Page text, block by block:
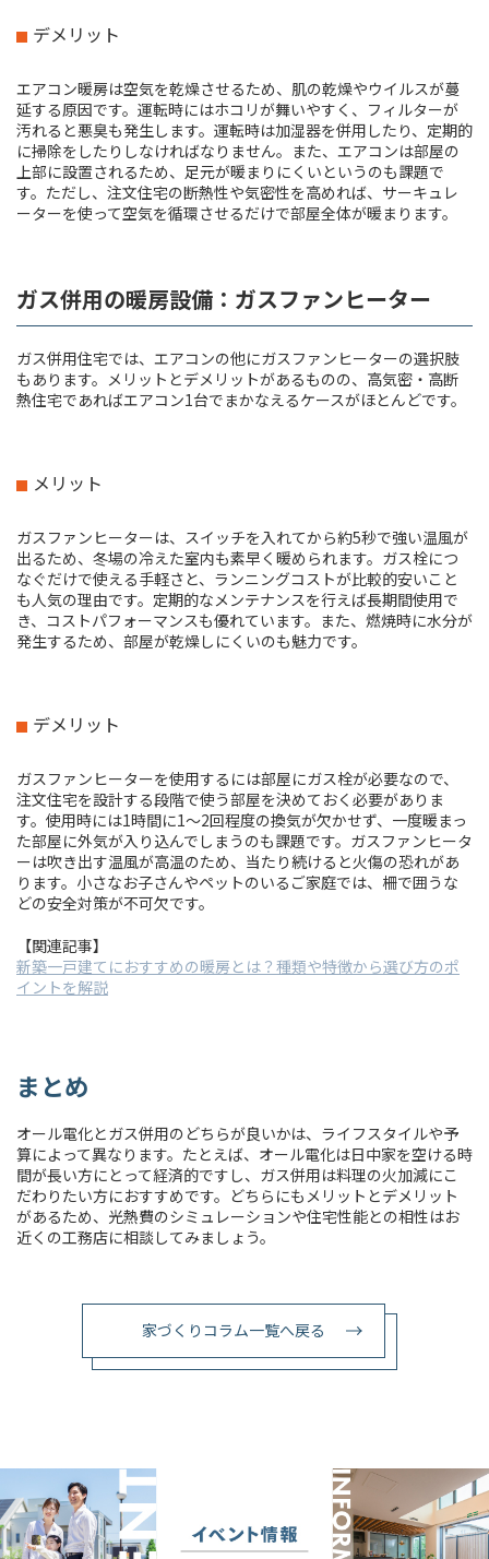
デメリット
エアコン暖房は空気を乾燥させるため、肌の乾燥やウイルスが蔓
延する原因です。運転時にはホコリが舞いやすく、フィルターが
汚れると悪臭も発生します。運転時は加湿器を併用したり、定期的
に掃除をしたりしなければなりません。また、エアコンは部屋の
上部に設置されるため、足元が暖まりにくいというのも課題で
す。ただし、注文住宅の断熱性や気密性を高めれば、サーキュレ
ーターを使って空気を循環させるだけで部屋全体が暖まります。
ガス併用の暖房設備：ガスファンヒーター
ガス併用住宅では、エアコンの他にガスファンヒーターの選択肢
もあります。メリットとデメリットがあるものの、高気密・高断
熱住宅であればエアコン1台でまかなえるケースがほとんどです。
メリット
ガスファンヒーターは、スイッチを入れてから約5秒で強い温風が
出るため、冬場の冷えた室内も素早く暖められます。ガス栓につ
なぐだけで使える手軽さと、ランニングコストが比較的安いこと
も人気の理由です。定期的なメンテナンスを行えば長期間使用で
き、コストパフォーマンスも優れています。また、燃焼時に水分が
発生するため、部屋が乾燥しにくいのも魅力です。
デメリット
ガスファンヒーターを使用するには部屋にガス栓が必要なので、
注文住宅を設計する段階で使う部屋を決めておく必要がありま
す。使用時には1時間に1～2回程度の換気が欠かせず、一度暖まっ
た部屋に外気が入り込んでしまうのも課題です。ガスファンヒータ
ーは吹き出す温風が高温のため、当たり続けると火傷の恐れがあ
ります。小さなお子さんやペットのいるご家庭では、柵で囲うな
どの安全対策が不可欠です。
【関連記事】
新築一戸建てにおすすめの暖房とは？種類や特徴から選び方のポ
イントを解説
まとめ
オール電化とガス併用のどちらが良いかは、ライフスタイルや予
算によって異なります。たとえば、オール電化は日中家を空ける時
間が長い方にとって経済的ですし、ガス併用は料理の火加減にこ
だわりたい方におすすめです。どちらにもメリットとデメリット
があるため、光熱費のシミュレーションや住宅性能との相性はお
近くの工務店に相談してみましょう。
家づくりコラム一覧へ戻る